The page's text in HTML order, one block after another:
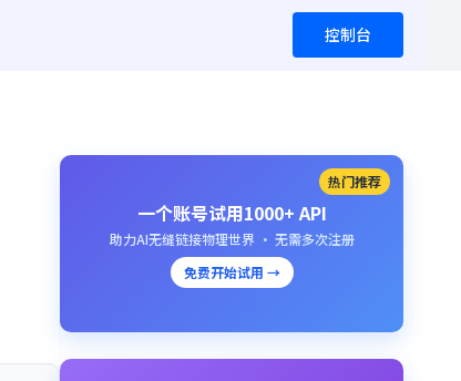
控制台
热门推荐
一个账号试用1000+ API
助力AI无缝链接物理世界 · 无需多次注册
免费开始试用 →